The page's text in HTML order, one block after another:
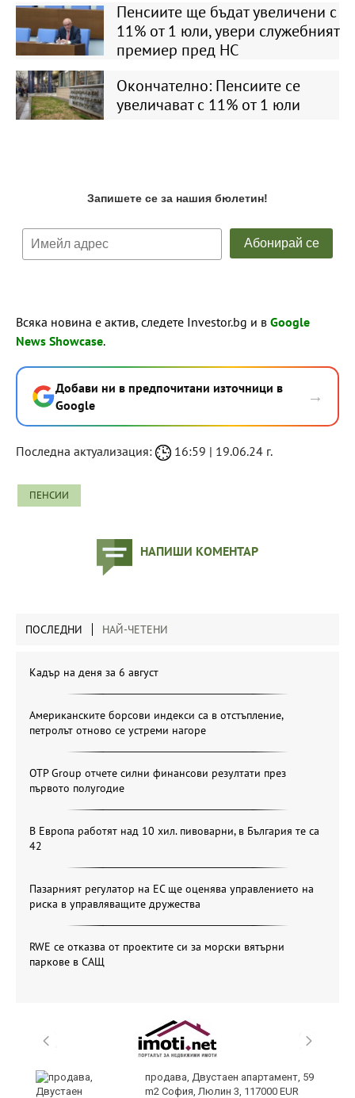
Пенсиите ще бъдат увеличени с
11% от 1 юли, увери служебният
премиер пред НС
Окончателно: Пенсиите се
увеличават с 11% от 1 юли
Всяка новина е актив, следете Investor.bg и в Google
News Showcase.
Добави ни в предпочитани източници в
Google
→
Последна актуализация: 16:59 | 19.06.24 г.
ПЕНСИИ
НАПИШИ КОМЕНТАР
ПОСЛЕДНИ НАЙ-ЧЕТЕНИ
Кадър на деня за 6 август
Американските борсови индекси са в отстъпление,
петролът отново се устреми нагоре
OTP Group отчете силни финансови резултати през
първото полугодие
В Европа работят над 10 хил. пивоварни, в България те са
42
Пазарният регулатор на ЕС ще оценява управлението на
риска в управляващите дружества
RWE се отказва от проектите си за морски вятърни
паркове в САЩ
продава, Двустаен апартамент, 59
m2 София, Люлин 3, 117000 EUR